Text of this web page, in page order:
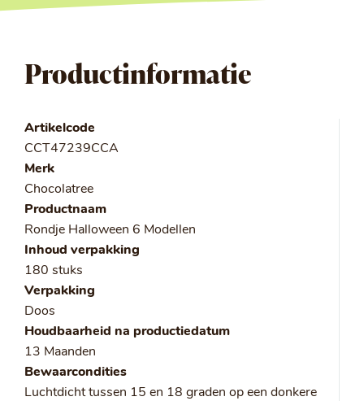
Productinformatie
Artikelcode
CCT47239CCA
Merk
Chocolatree
Productnaam
Rondje Halloween 6 Modellen
Inhoud verpakking
180 stuks
Verpakking
Doos
Houdbaarheid na productiedatum
13 Maanden
Bewaarcondities
Luchtdicht tussen 15 en 18 graden op een donkere